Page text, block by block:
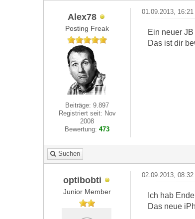
Alex78
Posting Freak
Beiträge: 9.897
Registriert seit: Nov
2008
Bewertung:473
01.09.2013, 16:21
Ein neuer
Das ist dir
Suchen
optibobti
Junior Member
02.09.2013, 08:32
Ich hab
Das neue